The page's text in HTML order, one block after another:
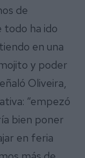
de
todo ha ido
en una
y poder
Oliveira,
“empezó
bien poner
en feria